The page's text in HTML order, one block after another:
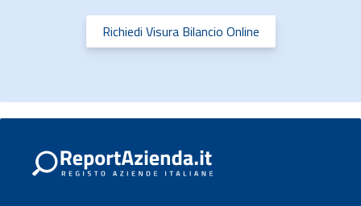
Richiedi Visura Bilancio Online